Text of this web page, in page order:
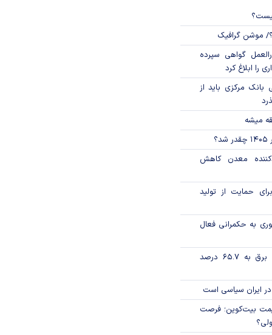
موشن گرافیک
گواهی سپرده
را ابلاغ کرد
مرکزی باید از
میشه
معدن کاهش
حمایت از تولید
به حکمرانی فعال
تورم فصلی بخش برق به ۶۵.۷ درصد
ایران سیاسی است
قیمت بیت‌کوین؛ فرصت